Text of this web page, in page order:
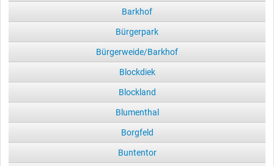
Barkhof
Bürgerpark
Bürgerweide/Barkhof
Blockdiek
Blockland
Blumenthal
Borgfeld
Buntentor